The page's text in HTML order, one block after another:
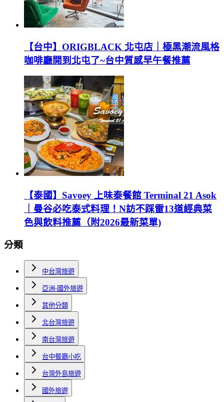
【台中】ORIGBLACK 北屯店｜極黑潮流風格
咖啡廳開到北屯了~台中質感早午餐推薦
【泰國】Savoey 上味泰餐館 Terminal 21 Asok
｜曼谷必吃泰式料理！N訪不踩雷13道經典菜
色與飲料推薦（附2026最新菜單)
分類
中台灣旅遊
亞洲-國外旅遊
其他分類
北台灣旅遊
南台灣旅遊
台中餐廳小吃
台灣外島旅遊
國外旅遊